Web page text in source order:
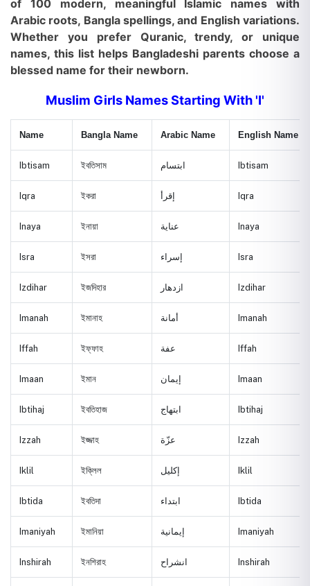
of 100 modern, meaningful Islamic names with
Arabic roots, Bangla spellings, and English variations.
Whether you prefer Quranic, trendy, or unique
names, this list helps Bangladeshi parents choose a
blessed name for their newborn.
Muslim Girls Names Starting With 'I'
Name Bangla Name Arabic Name English Name
Ibtisam ইবতিসাম ابتسام Ibtisam
Iqra ইকরা إقرأ Iqra
Inaya ইনায়া عناية Inaya
Isra ইসরা إسراء Isra
Izdihar ইজদিহার ازدهار Izdihar
Imanah ইমানাহ أمانة Imanah
Iffah ইফ্ফাহ عفة Iffah
Imaan ইমান إيمان Imaan
Ibtihaj ইবতিহাজ ابتهاج Ibtihaj
Izzah ইজ্জাহ عزّة Izzah
Iklil ইক্লিল إكليل Iklil
Ibtida ইবতিদা ابتداء Ibtida
Imaniyah ইমানিয়া إيمانية Imaniyah
Inshirah ইনশিরাহ انشراح Inshirah